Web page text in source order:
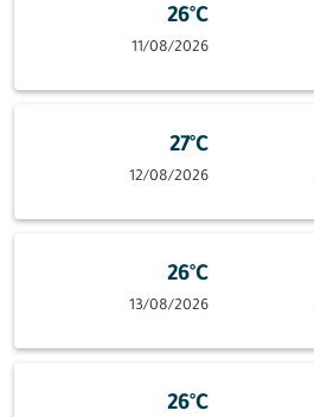
26°C
11/08/2026
27°C
12/08/2026
26°C
13/08/2026
26°C